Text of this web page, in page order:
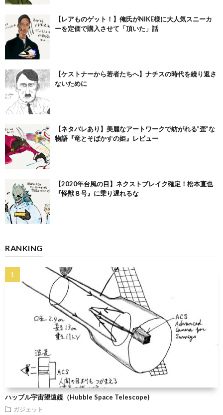
【レアものゲット！】俺氏がNIKE様に大人気スニーカ
ーを定価で購入させて「頂いた」話
【ケストナーから若者たちへ】ナチスの時代を繰り返さ
ないために
【ネタバレあり】美麗なアートワークで紡がれる”歪”な
物語『竜とそばかすの姫』レビュー
【2020年台風の目】ネクストブレイク確定！松本直也
『怪獣８号』に乗り遅れるな
RANKING
ハッブル宇宙望遠鏡（Hubble Space Telescope)
ガジェット